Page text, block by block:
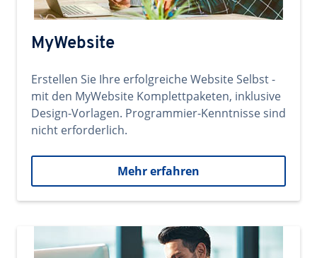
MyWebsite
Erstellen Sie Ihre erfolgreiche Website Selbst -
mit den MyWebsite Komplettpaketen, inklusive
Design-Vorlagen. Programmier-Kenntnisse sind
nicht erforderlich.
Mehr erfahren